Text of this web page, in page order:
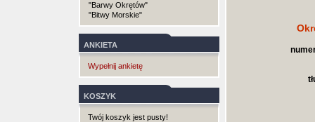
"Barwy Okrętów"
"Bitwy Morskie"
ANKIETA
Wypełnij ankietę
KOSZYK
Twój koszyk jest pusty!